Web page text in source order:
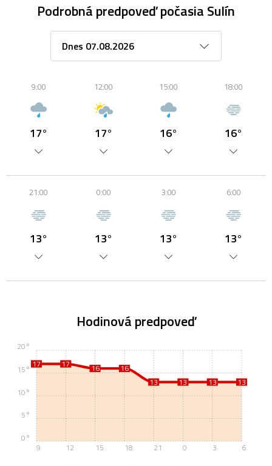
Podrobná predpoveď počasia Sulín
9:00
17°
12:00
17°
15:00
16°
18:00
16°
21:00
13°
0:00
13°
3:00
13°
6:00
13°
Hodinová predpoveď
17 17 16
16
13
13 13 13
17 17 16
16
13
13 13 13
9 12 15 18 21 0 3 6
0°
5°
10°
15°
20°